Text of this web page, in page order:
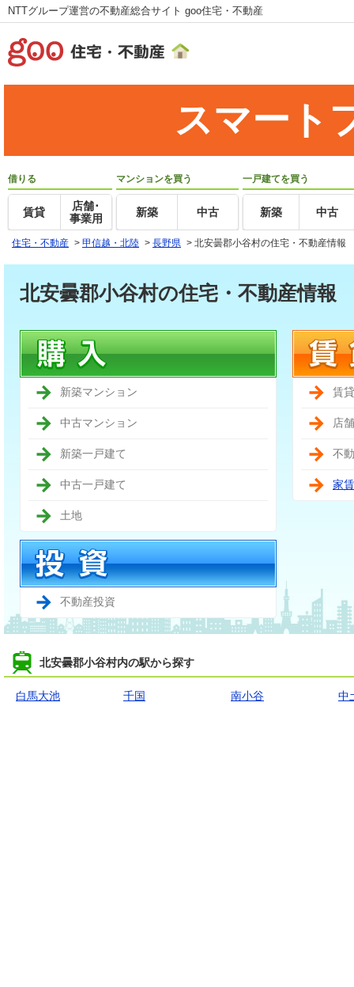
NTTグループ運営の不動産総合サイト goo住宅・不動産
スマート
借りる
賃貸
店舗･
事業用
マンションを買う
新築 中古
一戸建てを買う
新築 中古
住宅・不動産 > 甲信越・北陸 > 長野県 > 北安曇郡小谷村の住宅・不動産情報
北安曇郡小谷村の住宅・不動産情報
新築マンション
中古マンション
新築一戸建て
中古一戸建て
土地
不動産投資
賃
店
不
家
北安曇郡小谷村内の駅から探す
白馬大池 千国 南小谷 中